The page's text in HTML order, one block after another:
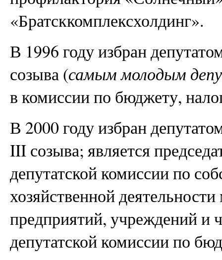
«Братсккомплексхолдинг».
В 1996 году избран
созыва (самым молодым
в комиссии по бюджету,
В 2000 году избран
III созыва; является
депутатской комиссии по
хозяйственной
предприятий, учреждений и
депутатской комиссии по